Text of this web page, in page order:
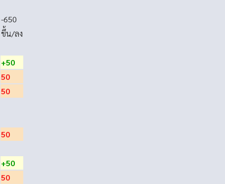
-650
ขึ้น/ลง
+50
50
50
50
+50
50